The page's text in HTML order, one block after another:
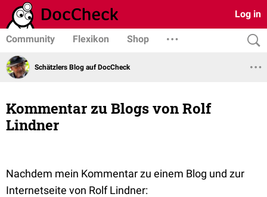
Log in
Community Flexikon Shop
Schätzlers Blog auf DocCheck
Kommentar zu Blogs von Rolf
Lindner
Nachdem mein Kommentar zu einem Blog und zur
Internetseite von Rolf Lindner: